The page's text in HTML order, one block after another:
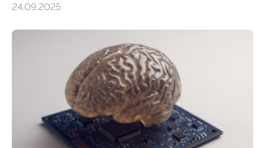
Förderung in Höhe von rund 2 Millionen Euro. Dabei
der Universität Bonn und der TH Köln gemeinsam mit
der MindPort GmbH eine neuartige, KI-gestützte
Lösung zur Erzeugung von Emotionen für realistische
Avatare. Gen-AIvatar entwickelt innovative und
kosteneffiziente Methoden, um lebensechte Avatare zu
erstellen. „Besonders wichtig ist uns eine ganzheitliche
Animation, bei der Stimme, Körperbewegung, Gestik
und Mimik im Einklang sind…
24.09.2025